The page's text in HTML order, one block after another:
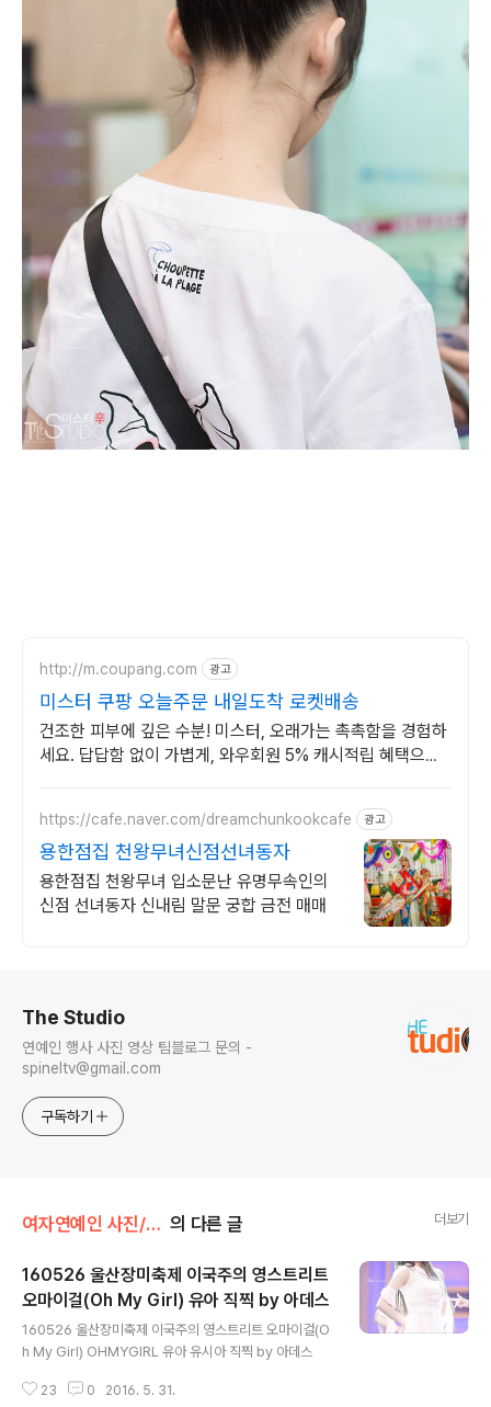
http://m.coupang.com 광고
미스터 쿠팡 오늘주문 내일도착 로켓배송
건조한 피부에 깊은 수분! 미스터, 오래가는 촉촉함을 경험하
세요. 답답함 없이 가볍게, 와우회원 5% 캐시적립 혜택으로
https://cafe.naver.com/dreamchunkookcafe 광고
용한점집 천왕무녀신점선녀동자
용한점집 천왕무녀 입소문난 유명무속인의
신점 선녀동자 신내림 말문 궁합 금전 매매
The Studio
연예인 행사 사진 영상 팀블로그 문의 -
spineltv@gmail.com
구독하기
여자연예인 사진/오마이걸 의 다른 글 더보기
160526 울산장미축제 이국주의 영스트리트
오마이걸(Oh My Girl) 유아 직찍 by 아데스
160526 울산장미축제 이국주의 영스트리트 오마이걸(O
h My Girl) OHMYGIRL 유아 유시아 직찍 by 아데스
23 0 2016. 5. 31.